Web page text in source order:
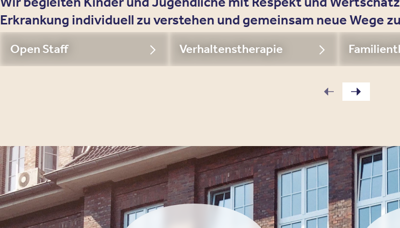
Erkrankung individuell zu verstehen und gemeinsam neue Wege
Open Staff Verhaltenstherapie